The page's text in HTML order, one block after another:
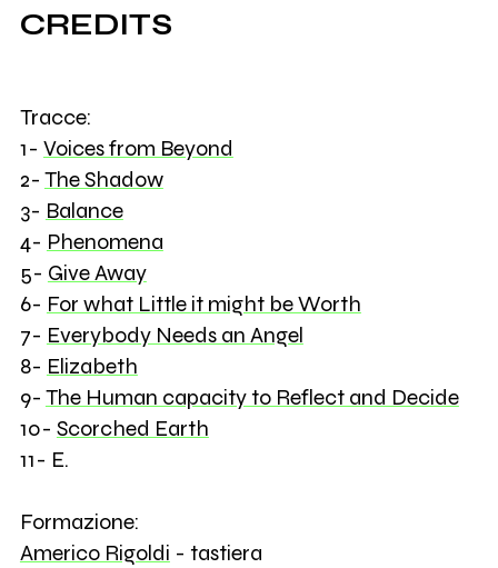
CREDITS
Tracce:
1- Voices from Beyond
2- The Shadow
3- Balance
4- Phenomena
5- Give Away
6- For what Little it might be Worth
7- Everybody Needs an Angel
8- Elizabeth
9- The Human capacity to Reflect and Decide
10- Scorched Earth
11- E.
Formazione:
Americo Rigoldi - tastiera